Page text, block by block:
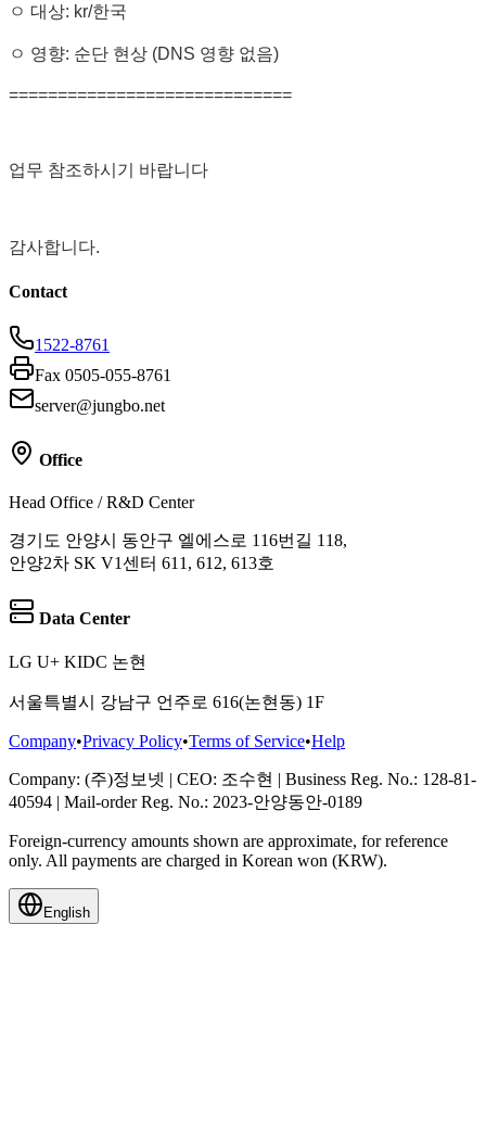
ㅇ 대상: kr/한국
ㅇ 영향: 순단 현상 (DNS 영향 없음)
=============================
업무 참조하시기 바랍니다
감사합니다.
Contact
1522-8761
Fax 0505-055-8761
server@jungbo.net
Office
Head Office / R&D Center
경기도 안양시 동안구 엘에스로 116번길 118,
안양2차 SK V1센터 611, 612, 613호
Data Center
LG U+ KIDC 논현
서울특별시 강남구 언주로 616(논현동) 1F
Company•Privacy Policy•Terms of Service•Help
Company: (주)정보넷 | CEO: 조수현 | Business Reg. No.: 128-81-
40594 | Mail-order Reg. No.: 2023-안양동안-0189
Foreign-currency amounts shown are approximate, for reference
only. All payments are charged in Korean won (KRW).
English